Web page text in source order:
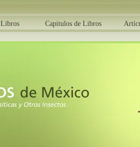
Libros Capitulos de Libros